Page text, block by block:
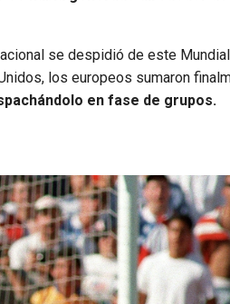
se despidió de este
los europeos sumaron
en fase de grupos.